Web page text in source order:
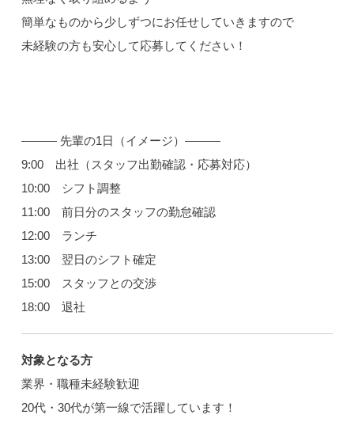
簡単なものから少しずつにお任せしていきますので
未経験の方も安心して応募してください！
――― 先輩の1日（イメージ）―――
9:00 出社（スタッフ出勤確認・応募対応）
10:00 シフト調整
11:00 前日分のスタッフの勤怠確認
12:00 ランチ
13:00 翌日のシフト確定
15:00 スタッフとの交渉
18:00 退社
対象となる方
業界・職種未経験歓迎
20代・30代が第一線で活躍しています！